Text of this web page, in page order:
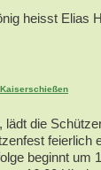
heisst Elias
die
beginnt